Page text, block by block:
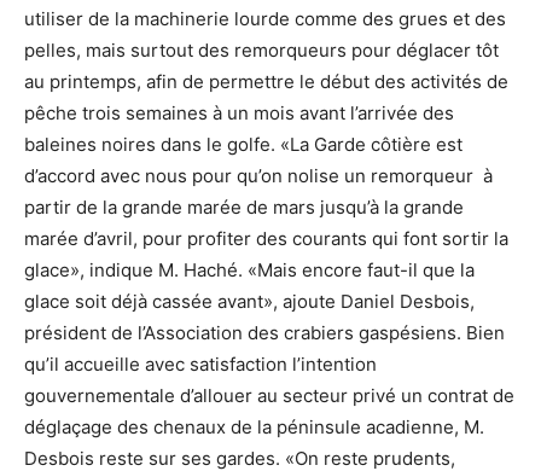
utiliser de la machinerie lourde comme des grues et des
pelles, mais surtout des remorqueurs pour déglacer tôt
au printemps, afin de permettre le début des activités de
pêche trois semaines à un mois avant l’arrivée des
baleines noires dans le golfe. «La Garde côtière est
d’accord avec nous pour qu’on nolise un remorqueur à
partir de la grande marée de mars jusqu’à la grande
marée d’avril, pour profiter des courants qui font sortir la
glace», indique M. Haché. «Mais encore faut-il que la
glace soit déjà cassée avant», ajoute Daniel Desbois,
président de l’Association des crabiers gaspésiens. Bien
qu’il accueille avec satisfaction l’intention
gouvernementale d’allouer au secteur privé un contrat de
déglaçage des chenaux de la péninsule acadienne, M.
Desbois reste sur ses gardes. «On reste prudents,